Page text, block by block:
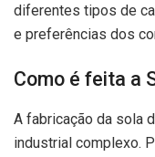
diferentes tipos de
e preferências dos
Como é feita a
A fabricação da sola
industrial complexo.